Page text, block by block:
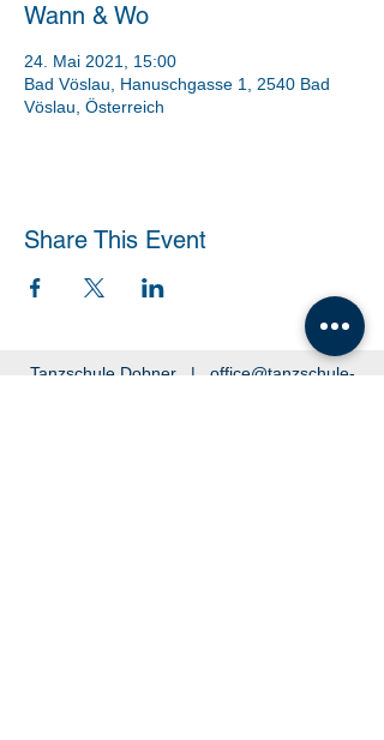
Wann & Wo
24. Mai 2021, 15:00
Bad Vöslau, Hanuschgasse 1, 2540 Bad
Vöslau, Österreich
Share This Event
Tanzschule Dobner | office@tanzschule-